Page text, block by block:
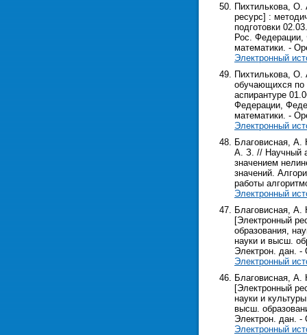
Пихтилькова, О.
ресурс] :
подготовки
Рос. Федерации,
математики. -
Электронный
Пихтилькова, О.
обучающихся по
аспирантуре
Федерации,
математики. -
Электронный
Благовисная, А.
А. З. // Научный
значением
значений.
работы
Электронный
Благовисная, А.
[Электронный
образования,
науки и высш.
Электрон. дан. -
Электронный
Благовисная, А.
[Электронный
науки и
высш.
Электрон. дан. -
Электронный